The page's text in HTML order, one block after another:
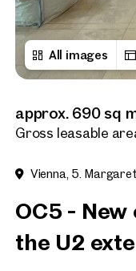
All images
approx. 690 sq
Gross leasable
Vienna, 5.
OC5 -
the U2